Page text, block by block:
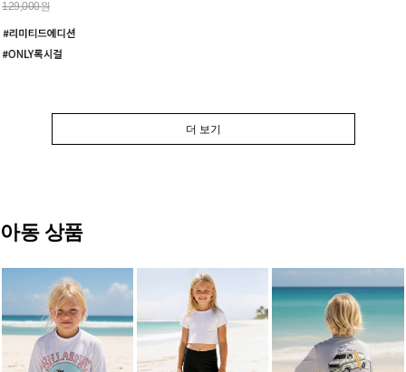
129,000원
더 보기
아동 상품